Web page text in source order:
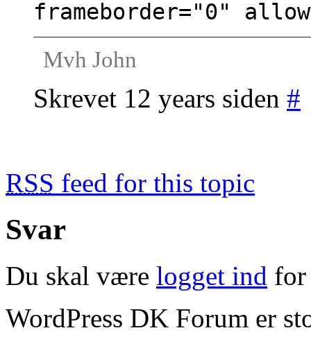
frameborder="0"
Mvh John
Skrevet 12 years siden #
RSS feed for this topic
Svar
Du skal være logget ind for
WordPress DK Forum er